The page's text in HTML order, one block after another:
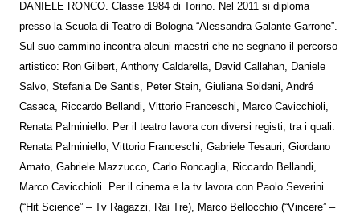
DANIELE RONCO. Classe 1984 di Torino. Nel 2011 si diploma
presso la Scuola di Teatro di Bologna “Alessandra Galante Garrone”.
Sul suo cammino incontra alcuni maestri che ne segnano il percorso
artistico: Ron Gilbert, Anthony Caldarella, David Callahan, Daniele
Salvo, Stefania De Santis, Peter Stein, Giuliana Soldani, André
Casaca, Riccardo Bellandi, Vittorio Franceschi, Marco Cavicchioli,
Renata Palminiello. Per il teatro lavora con diversi registi, tra i quali:
Renata Palminiello, Vittorio Franceschi, Gabriele Tesauri, Giordano
Amato, Gabriele Mazzucco, Carlo Roncaglia, Riccardo Bellandi,
Marco Cavicchioli. Per il cinema e la tv lavora con Paolo Severini
(“Hit Science” – Tv Ragazzi, Rai Tre), Marco Bellocchio (“Vincere” –